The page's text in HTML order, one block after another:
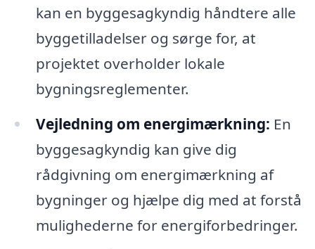
kan en byggesagkyndig håndtere alle
byggetilladelser og sørge for, at
projektet overholder lokale
bygningsreglementer.
Vejledning om energimærkning: En
byggesagkyndig kan give dig
rådgivning om energimærkning af
bygninger og hjælpe dig med at forstå
mulighederne for energiforbedringer.